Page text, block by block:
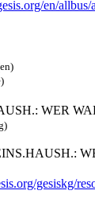
en/allbus/
WER
gesiskg/